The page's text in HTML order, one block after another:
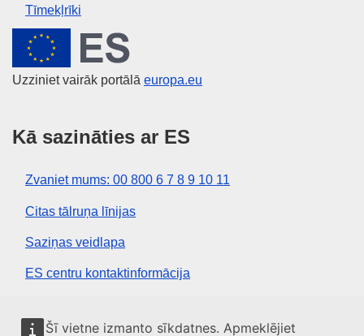
Šī vietne izmanto sīkdatnes. Apmeklējiet
Tīmekļrīki
Eiropas Savienība
Uzziniet vairāk portālā europa.eu
Kā sazināties ar ES
Zvaniet mums: 00 800 6 7 8 9 10 11
Citas tālruņa līnijas
Saziņas veidlapa
ES centru kontaktinformācija
Sociālie mediji